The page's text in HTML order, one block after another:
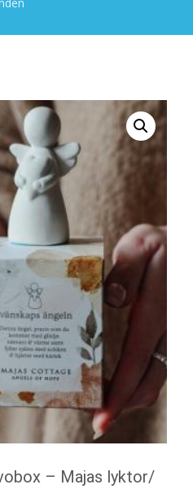
– Majas lyktor/